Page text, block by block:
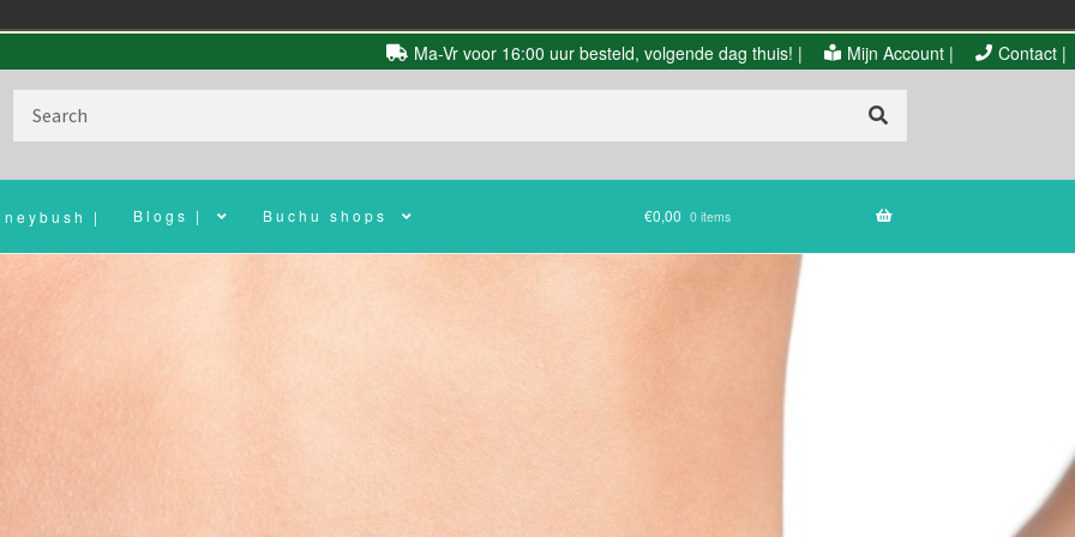
Ma-Vr voor 16:00 uur besteld, volgende dag thuis! | Mijn Account | Contact |
Search
| Blogs | Buchu shops €0,00 0 items